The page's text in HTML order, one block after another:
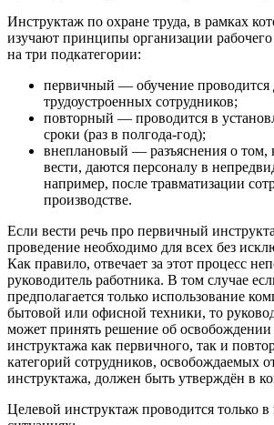
Инструктаж по охране труда, в рамках
изучают принципы организации рабочего
на три подкатегории:
первичный — обучение проводится
трудоустроенных сотрудников;
повторный — проводится в
сроки (раз в полгода-год);
внеплановый — разъяснения о том,
вести, даются персоналу в
например, после травматизации
производстве.
Если вести речь про первичный
проведение необходимо для всех без
Как правило, отвечает за этот процесс
руководитель работника. В том случае
предполагается только использование
бытовой или офисной техники, то
может принять решение об освобождении
инструктажа как первичного, так и
категорий сотрудников, освобождаемых
инструктажа, должен быть утверждён в
Целевой инструктаж проводится только